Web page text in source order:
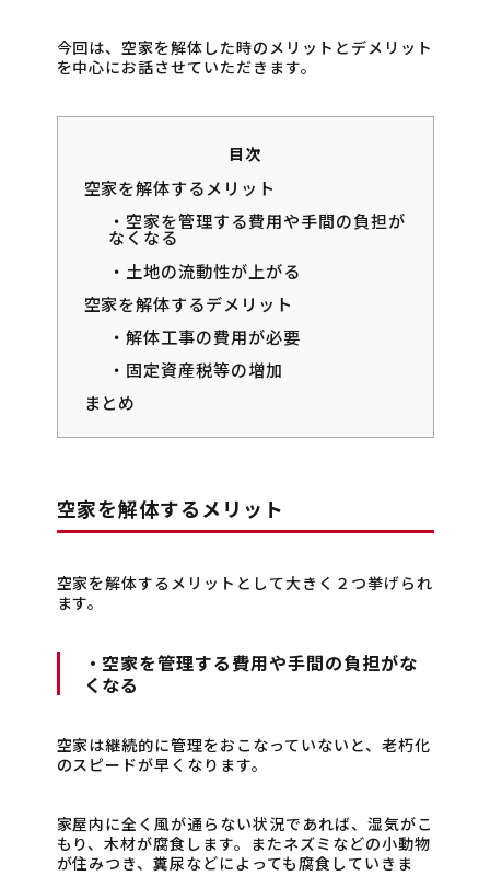
今回は、空家を解体した時のメリットとデメリット
を中心にお話させていただきます。
目次
空家を解体するメリット
・空家を管理する費用や手間の負担が
なくなる
・土地の流動性が上がる
空家を解体するデメリット
・解体工事の費用が必要
・固定資産税等の増加
まとめ
空家を解体するメリット
空家を解体するメリットとして大きく２つ挙げられ
ます。
・空家を管理する費用や手間の負担がな
くなる
空家は継続的に管理をおこなっていないと、老朽化
のスピードが早くなります。
家屋内に全く風が通らない状況であれば、湿気がこ
もり、木材が腐食します。またネズミなどの小動物
が住みつき、糞尿などによっても腐食していきま